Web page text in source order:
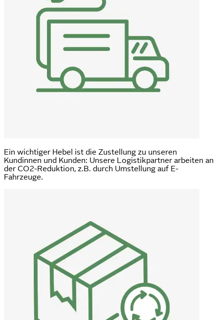
Ein wichtiger Hebel ist die Zustellung zu unseren
Kundinnen und Kunden: Unsere Logistikpartner arbeiten an
der CO2-Reduktion, z.B. durch Umstellung auf E-
Fahrzeuge.